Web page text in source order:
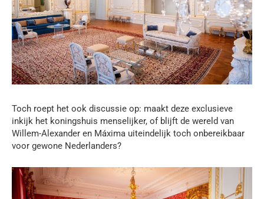
Toch roept het ook discussie op: maakt deze exclusieve
inkijk het koningshuis menselijker, of blijft de wereld van
Willem-Alexander en Máxima uiteindelijk toch onbereikbaar
voor gewone Nederlanders?